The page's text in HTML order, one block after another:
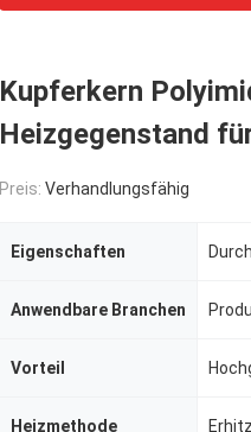
Kupferkern
Heizgegenstand
Preis: Verhandlungsfähig
Eigenschaften
Anwendbare Branchen
Vorteil
Heizmethode